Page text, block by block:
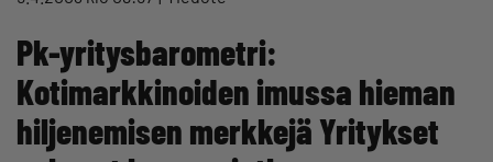
Pk-yritysbarometri:
Kotimarkkinoiden imussa hieman
hiljenemisen merkkejä Yritykset